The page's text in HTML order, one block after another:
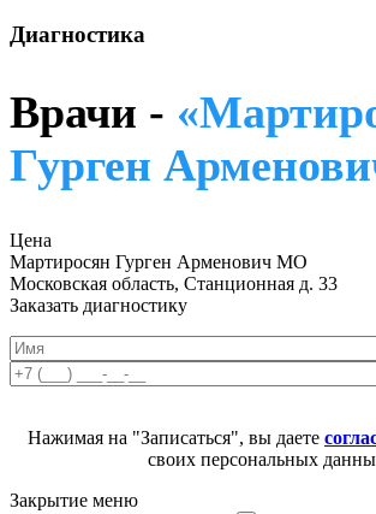
Диагностика
Врачи -
Гурген
Цена
Мартиросян Гурген Арменович МО
Московская область, Станционная д. 33
Заказать диагностику
Нажимая на "Записаться", вы даете
своих персональных
Закрытие меню